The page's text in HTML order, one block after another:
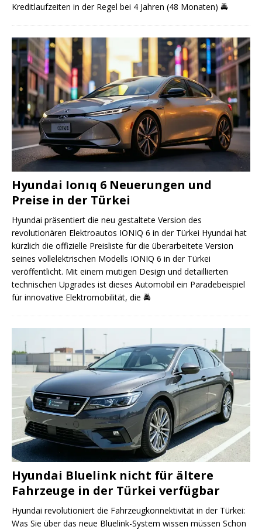
Kreditlaufzeiten in der Regel bei 4 Jahren (48 Monaten) 🚔
Hyundai Ionıq 6 Neuerungen und
Preise in der Türkei
Hyundai präsentiert die neu gestaltete Version des
revolutionären Elektroautos IONIQ 6 in der Türkei Hyundai hat
kürzlich die offizielle Preisliste für die überarbeitete Version
seines vollelektrischen Modells IONIQ 6 in der Türkei
veröffentlicht. Mit einem mutigen Design und detaillierten
technischen Upgrades ist dieses Automobil ein Paradebeispiel
für innovative Elektromobilität, die 🚔
Hyundai Bluelink nicht für ältere
Fahrzeuge in der Türkei verfügbar
Hyundai revolutioniert die Fahrzeugkonnektivität in der Türkei:
Was Sie über das neue Bluelink-System wissen müssen Schon